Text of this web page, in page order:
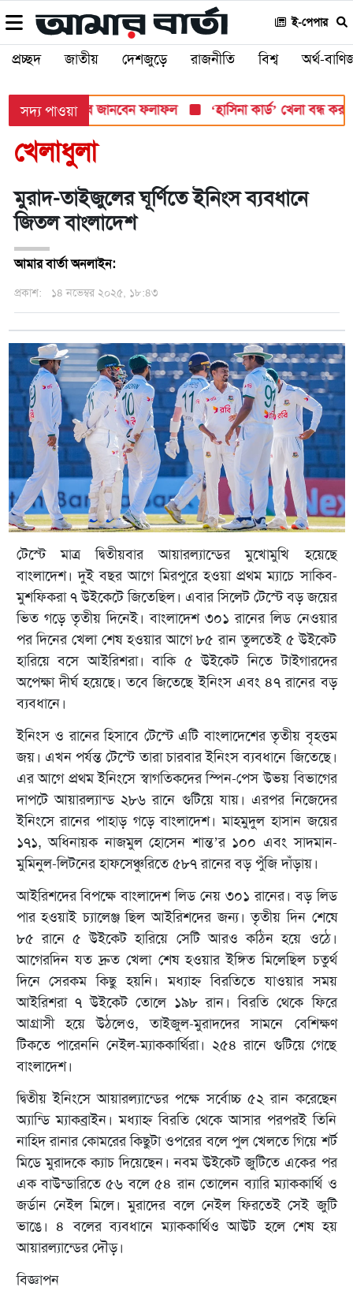
ই-পেপার
প্রচ্ছদ জাতীয় দেশজুড়ে রাজনীতি বিশ্ব অর্থ-
সদ্য পাওয়া
যেভাবে জানবেন ফলাফল ‘হাসিনা কার্ড’ খেলা বন্ধ করতে
খেলাধুলা
মুরাদ-তাইজুলের ঘূর্ণিতে ইনিংস ব্যবধানে
জিতল বাংলাদেশ
আমার বার্তা অনলাইন:
প্রকাশ: ১৪ নভেম্বর ২০২৫, ১৮:৪৩
টেস্টে মাত্র দ্বিতীয়বার আয়ারল্যান্ডের মুখোমুখি হয়েছে
বাংলাদেশ। দুই বছর আগে মিরপুরে হওয়া প্রথম ম্যাচে সাকিব-
মুশফিকরা ৭ উইকেটে জিতেছিল। এবার সিলেট টেস্টে বড় জয়ের
ভিত গড়ে তৃতীয় দিনেই। বাংলাদেশ ৩০১ রানের লিড নেওয়ার
পর দিনের খেলা শেষ হওয়ার আগে ৮৫ রান তুলতেই ৫ উইকেট
হারিয়ে বসে আইরিশরা। বাকি ৫ উইকেট নিতে টাইগারদের
অপেক্ষা দীর্ঘ হয়েছে। তবে জিতেছে ইনিংস এবং ৪৭ রানের বড়
ব্যবধানে।
ইনিংস ও রানের হিসাবে টেস্টে এটি বাংলাদেশের তৃতীয় বৃহত্তম
জয়। এখন পর্যন্ত টেস্টে তারা চারবার ইনিংস ব্যবধানে জিতেছে।
এর আগে প্রথম ইনিংসে স্বাগতিকদের স্পিন-পেস উভয় বিভাগের
দাপটে আয়ারল্যান্ড ২৮৬ রানে গুটিয়ে যায়। এরপর নিজেদের
ইনিংসে রানের পাহাড় গড়ে বাংলাদেশ। মাহমুদুল হাসান জয়ের
১৭১, অধিনায়ক নাজমুল হোসেন শান্ত’র ১০০ এবং সাদমান-
মুমিনুল-লিটনের হাফসেঞ্চুরিতে ৫৮৭ রানের বড় পুঁজি দাঁড়ায়।
আইরিশদের বিপক্ষে বাংলাদেশ লিড নেয় ৩০১ রানের। বড় লিড
পার হওয়াই চ্যালেঞ্জ ছিল আইরিশদের জন্য। তৃতীয় দিন শেষে
৮৫ রানে ৫ উইকেট হারিয়ে সেটি আরও কঠিন হয়ে ওঠে।
আগেরদিন যত দ্রুত খেলা শেষ হওয়ার ইঙ্গিত মিলেছিল চতুর্থ
দিনে সেরকম কিছু হয়নি। মধ্যাহ্ন বিরতিতে যাওয়ার সময়
আইরিশরা ৭ উইকেট তোলে ১৯৮ রান। বিরতি থেকে ফিরে
আগ্রাসী হয়ে উঠলেও, তাইজুল-মুরাদদের সামনে বেশিক্ষণ
টিকতে পারেননি নেইল-ম্যাককার্থিরা। ২৫৪ রানে গুটিয়ে গেছে
বাংলাদেশ।
দ্বিতীয় ইনিংসে আয়ারল্যান্ডের পক্ষে সর্বোচ্চ ৫২ রান করেছেন
অ্যান্ডি ম্যাকব্রাইন। মধ্যাহ্ন বিরতি থেকে আসার পরপরই তিনি
নাহিদ রানার কোমরের কিছুটা ওপরের বলে পুল খেলতে গিয়ে শর্ট
মিডে মুরাদকে ক্যাচ দিয়েছেন। নবম উইকেট জুটিতে একের পর
এক বাউন্ডারিতে ৫৬ বলে ৫৪ রান তোলেন ব্যারি ম্যাককার্থি ও
জর্ডান নেইল মিলে। মুরাদের বলে নেইল ফিরতেই সেই জুটি
ভাঙে। ৪ বলের ব্যবধানে ম্যাককার্থিও আউট হলে শেষ হয়
আয়ারল্যান্ডের দৌড়।
বিজ্ঞাপন